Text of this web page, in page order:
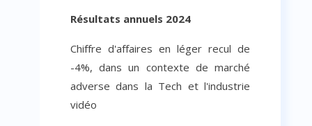
Résultats annuels 2024
Chiffre d'affaires en léger recul de
-4%, dans un contexte de marché
adverse dans la Tech et l'industrie
vidéo